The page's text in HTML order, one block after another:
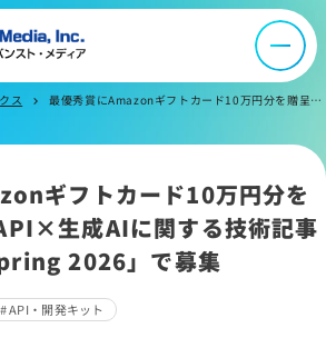
て
リシー
ス chevron_right 最優秀賞にAmazonギフトカード10万円分を贈呈！音声認識API×生成AIに関する技術記事を「Zennfes Spring 2026」で募集
ギフトカード10万円分を
生成AIに関する技術記事
2026」で募集
API・開発キット